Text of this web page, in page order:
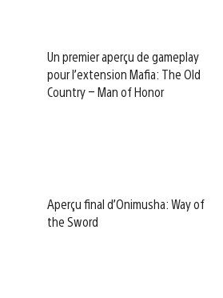
Un premier aperçu de gameplay
pour l’extension Mafia: The Old
Country – Man of Honor
Aperçu final d’Onimusha: Way of
the Sword